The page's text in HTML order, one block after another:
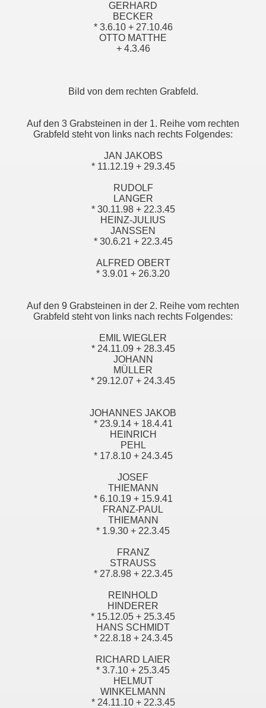
GERHARD
BECKER
* 3.6.10 + 27.10.46
OTTO MATTHE
+ 4.3.46
Bild von dem rechten Grabfeld.
Auf den 3 Grabsteinen in der 1. Reihe vom rechten
Grabfeld steht von links nach rechts Folgendes:
JAN JAKOBS
* 11.12.19 + 29.3.45
RUDOLF
LANGER
* 30.11.98 + 22.3.45
HEINZ-JULIUS
JANSSEN
* 30.6.21 + 22.3.45
ALFRED OBERT
* 3.9.01 + 26.3.20
Auf den 9 Grabsteinen in der 2. Reihe vom rechten
Grabfeld steht von links nach rechts Folgendes:
EMIL WIEGLER
* 24.11.09 + 28.3.45
JOHANN
MÜLLER
* 29.12.07 + 24.3.45
JOHANNES JAKOB
* 23.9.14 + 18.4.41
HEINRICH
PEHL
* 17.8.10 + 24.3.45
JOSEF
THIEMANN
* 6.10.19 + 15.9.41
FRANZ-PAUL
THIEMANN
* 1.9.30 + 22.3.45
FRANZ
STRAUSS
* 27.8.98 + 22.3.45
REINHOLD
HINDERER
* 15.12.05 + 25.3.45
HANS SCHMIDT
* 22.8.18 + 24.3.45
RICHARD LAIER
* 3.7.10 + 25.3.45
HELMUT
WINKELMANN
* 24.11.10 + 22.3.45